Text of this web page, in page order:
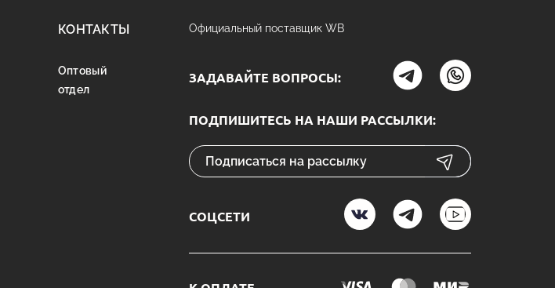
КОНТАКТЫ
Оптовый
отдел
Официальный поставщик WB
ЗАДАВАЙТЕ ВОПРОСЫ:
ПОДПИШИТЕСЬ НА НАШИ РАССЫЛКИ:
СОЦСЕТИ